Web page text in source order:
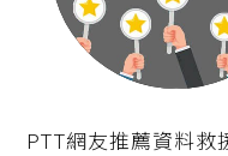
PTT網友推薦資料救